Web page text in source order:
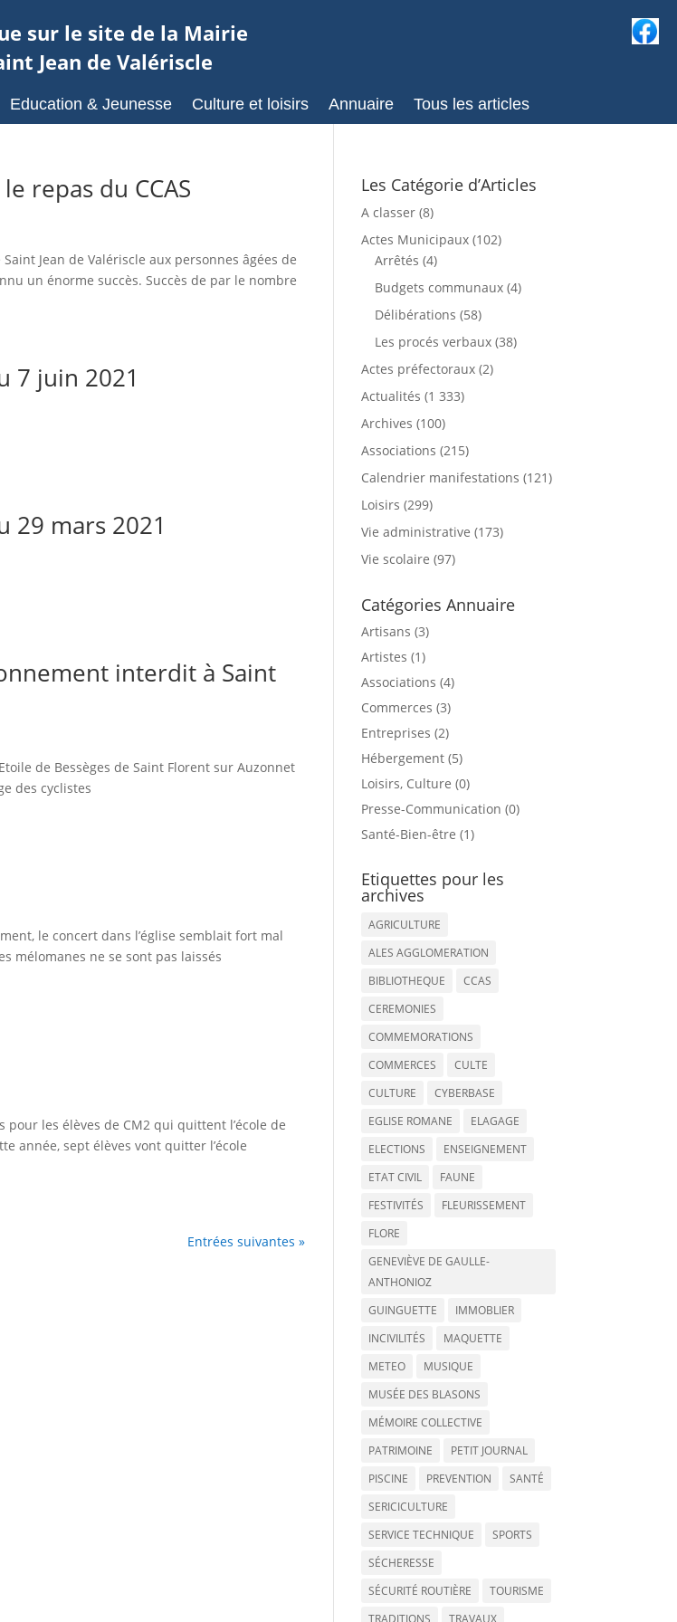
sur le site de la Mairie
Jean de Valériscle
Education & Jeunesse Culture et loisirs Annuaire Tous les articles
repas du CCAS
Jean de Valériscle aux personnes âgées de
un énorme succès. Succès de par le nombre
7 juin 2021
29 mars 2021
interdit à Saint
de Bessèges de Saint Florent sur Auzonnet
des cyclistes
le concert dans l’église semblait fort mal
mélomanes ne se sont pas laissés
pour les élèves de CM2 qui quittent l’école de
année, sept élèves vont quitter l’école
Entrées suivantes »
Les Catégorie d’Articles
A classer(8)
Actes Municipaux(102)
Arrêtés (4)
Budgets communaux(4)
Délibérations (58)
Les procés verbaux(38)
Actes préfectoraux(2)
Actualités (1 333)
Archives (100)
Associations (215)
Calendrier manifestations (121)
Loisirs (299)
Vie administrative (173)
Vie scolaire (97)
Catégories Annuaire
Artisans (3)
Artistes (1)
Associations (4)
Commerces (3)
Entreprises (2)
Hébergement (5)
Loisirs, Culture (0)
Presse-Communication (0)
Santé-Bien-être (1)
Etiquettes pour les
archives
AGRICULTURE
ALES AGGLOMERATION
BIBLIOTHEQUE
CCAS
CEREMONIES
COMMEMORATIONS
COMMERCES
CULTE
CULTURE
CYBERBASE
EGLISE ROMANE
ELAGAGE
ELECTIONS
ENSEIGNEMENT
ETAT CIVIL
FAUNE
FESTIVITÉS
FLEURISSEMENT
FLORE
GENEVIÈVE DE GAULLE-
ANTHONIOZ
GUINGUETTE
IMMOBLIER
INCIVILITÉS
MAQUETTE
METEO
MUSIQUE
MUSÉE DES BLASONS
MÉMOIRE COLLECTIVE
PATRIMOINE
PETIT JOURNAL
PISCINE
PREVENTION
SANTÉ
SERICICULTURE
SERVICE TECHNIQUE
SPORTS
SÉCHERESSE
SÉCURITÉ ROUTIÈRE
TOURISME
TRADITIONS
TRAVAUX